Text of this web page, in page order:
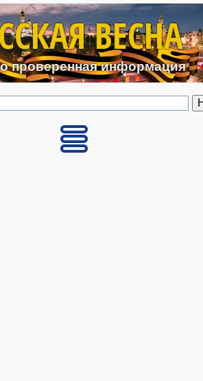
Перейти к основному
ВЕСНА
проверенная информация